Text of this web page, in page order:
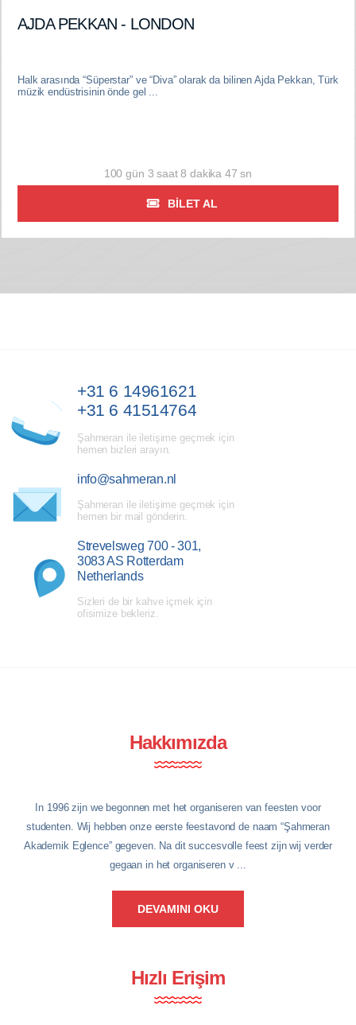
AJDA PEKKAN - LONDON
Halk arasında “Süperstar” ve “Diva” olarak da bilinen Ajda Pekkan, Türk
müzik endüstrisinin önde gel ...
100 gün 3 saat 8 dakika 46 sn
BILET AL
+31 6 14961621
+31 6 41514764
Şahmeran ile iletişime geçmek için
hemen bizleri arayın.
info@sahmeran.nl
Şahmeran ile iletişime geçmek için
hemen bir mail gönderin.
Strevelsweg 700 - 301,
3083 AS Rotterdam
Netherlands
Sizleri de bir kahve içmek için
ofisimize bekleriz.
Hakkımızda
In 1996 zijn we begonnen met het organiseren van feesten voor
studenten. Wij hebben onze eerste feestavond de naam “Şahmeran
Akademik Eglence” gegeven. Na dit succesvolle feest zijn wij verder
gegaan in het organiseren v ...
DEVAMINI OKU
Hızlı Erişim